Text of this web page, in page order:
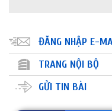
ĐĂNG NHẬP E-
TRANG NỘI BỘ
GỬI TIN BÀI